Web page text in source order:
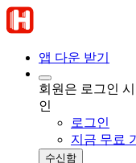
앱 다운 받기
회원은 로그인
인
로그인
지금 무료
수신함